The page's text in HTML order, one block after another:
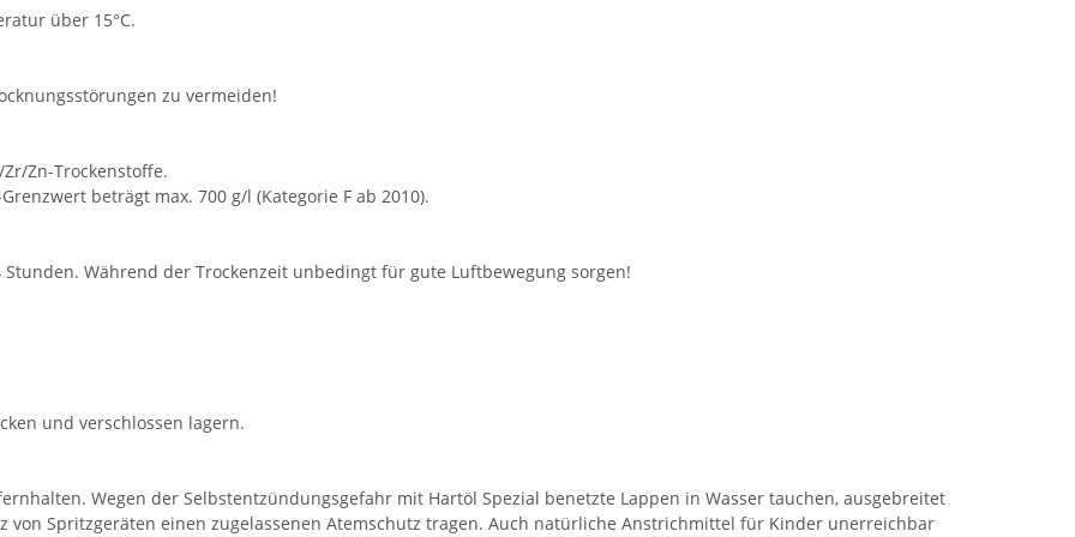
über 15°C.
zu vermeiden!
Zn-Trockenstoffe.
beträgt max. 700 g/l (Kategorie F ab 2010).
Während der Trockenzeit unbedingt für gute Luftbewegung sorgen!
und verschlossen lagern.
Wegen der Selbstentzündungsgefahr mit Hartöl Spezial benetzte Lappen in Wasser tauchen, ausgebreitet
von Spritzgeräten einen zugelassenen Atemschutz tragen. Auch natürliche Anstrichmittel für Kinder unerreichbar